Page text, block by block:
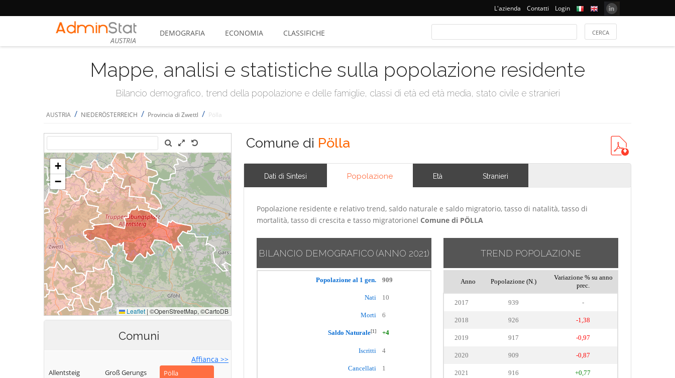
L'azienda Contatti Login
AUSTRIA
DEMOGRAFIA ECONOMIA CLASSIFICHE
Mappe, analisi e statistiche sulla popolazione residente
Bilancio demografico, trend della popolazione e delle famiglie, classi di età ed età media, stato civile e stranieri
AUSTRIA / NIEDERÖSTERREICH / Provincia di Zwettl / Pölla
Comuni
Affianca >>
Allentsteig
Groß Gerungs
Pölla
Comune di Pölla
Dati di Sintesi Popolazione Età Stranieri
Popolazione residente e relativo trend, saldo naturale e saldo migratorio, tasso di natalità, tasso di
mortalità, tasso di crescita e tasso migratorionel Comune di PÖLLA
BILANCIO DEMOGRAFICO (ANNO 2021)
Popolazione al 1 gen. 909
Nati 10
Morti 6
Saldo Naturale[1] +4
Iscritti 4
Cancellati 1
TREND POPOLAZIONE
Anno Popolazione (N.)
Variazione % su anno
prec.
2017 939 -
2018 926 -1,38
2019 917 -0,97
2020 909 -0,87
2021 916 +0,77